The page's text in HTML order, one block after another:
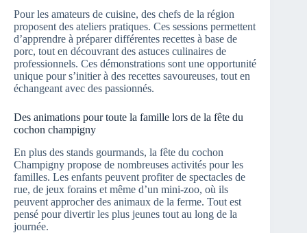
Pour les amateurs de cuisine, des chefs de la région
proposent des ateliers pratiques. Ces sessions permettent
d’apprendre à préparer différentes recettes à base de
porc, tout en découvrant des astuces culinaires de
professionnels. Ces démonstrations sont une opportunité
unique pour s’initier à des recettes savoureuses, tout en
échangeant avec des passionnés.
Des animations pour toute la famille lors de la fête du
cochon champigny
En plus des stands gourmands, la fête du cochon
Champigny propose de nombreuses activités pour les
familles. Les enfants peuvent profiter de spectacles de
rue, de jeux forains et même d’un mini-zoo, où ils
peuvent approcher des animaux de la ferme. Tout est
pensé pour divertir les plus jeunes tout au long de la
journée.